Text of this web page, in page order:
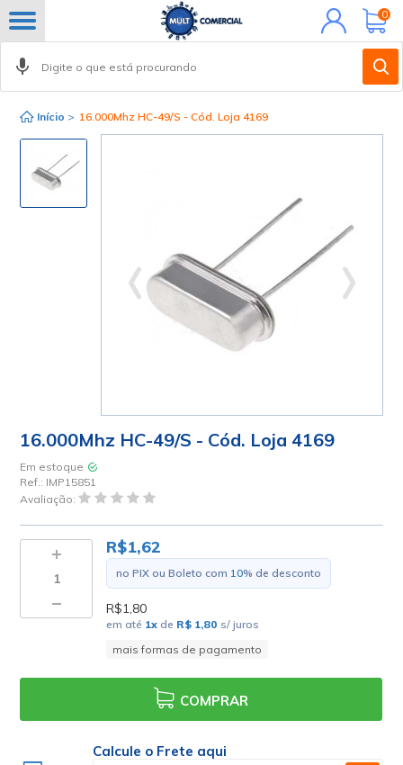
Minha
conta
0
Início > 16.000Mhz HC-49/S - Cód. Loja 4169
16.000Mhz HC-49/S - Cód. Loja 4169
Em estoque
Ref.: IMP15851
Avaliação:
R$1,62
no PIX ou Boleto com 10% de desconto
R$1,80
em até 1x de R$ 1,80 s/ juros
mais formas de pagamento
COMPRAR
Calcule o Frete aqui